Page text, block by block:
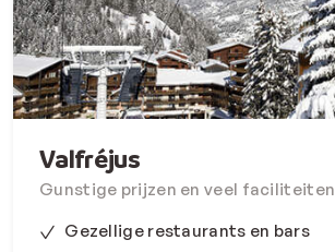
Valfréjus
Gunstige prijzen en veel faciliteiten
Gezellige restaurants en bars